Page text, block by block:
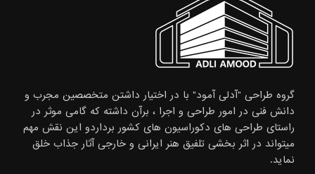
گروه طراحی "آدلی آمود" با در اختیار داشتن متخصصین مجرب و
دانش فنی در امور طراحی و اجرا ، برآن داشته که گامی موثر در
راستای طراحی های دکوراسیون های کشور برداردو این نقش مهم
میتواند در اثر بخشی تلفیق هنر ایرانی و خارجی آثار جذاب خلق
نماید.